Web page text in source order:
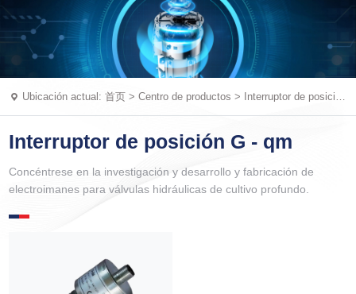
Ubicación actual: 首页 > Centro de productos >
Interruptor de posición
Interruptor de posición G - qm
Concéntrese en la investigación y desarrollo y fabricación de
electroimanes para válvulas hidráulicas de cultivo profundo.